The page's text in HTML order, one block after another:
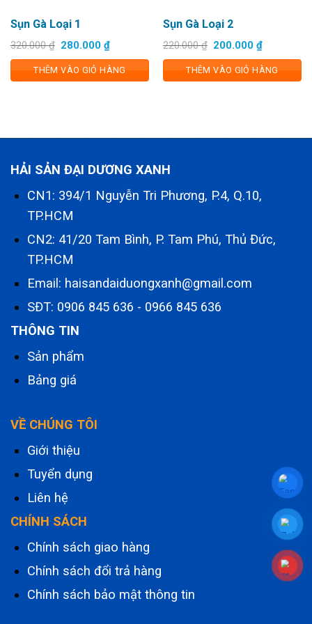
Sụn Gà Loại 1
320.000₫ Giá
là:
320.000 ₫.
280.000₫Giá
tại
là:
280.000 ₫.
THÊM VÀO GIỎ HÀNG
Sụn Gà Loại 2
220.000₫ Giá
là:
220.000 ₫.
200.000₫Giá
tại
là:
200.000
THÊM VÀO GIỎ HÀNG
HẢI SẢN ĐẠI DƯƠNG XANH
CN1: 394/1 Nguyễn Tri Phương, P.4, Q.10,
TP.HCM
CN2: 41/20 Tam Bình, P. Tam Phú, Thủ Đức,
TP.HCM
Email: haisandaiduongxanh@gmail.com
SĐT: 0906 845 636 - 0966 845 636
THÔNG TIN
Sản phẩm
Bảng giá
VỀ CHÚNG TÔI
Giới thiệu
Tuyển dụng
Liên hệ
CHÍNH SÁCH
Chính sách giao hàng
Chính sách đổi trả hàng
Chính sách bảo mật thông tin